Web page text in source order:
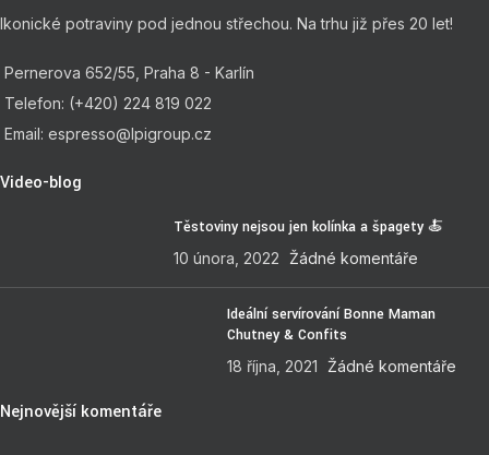
Ikonické potraviny pod jednou střechou. Na trhu již přes 20 let!
Pernerova 652/55, Praha 8 - Karlín
Telefon: (+420) 224 819 022
Email: espresso@lpigroup.cz
Video-blog
Těstoviny nejsou jen kolínka a špagety 🍝
10 února, 2022 Žádné komentáře
Ideální servírování Bonne Maman
Chutney & Confits
18 října, 2021 Žádné komentáře
Nejnovější komentáře